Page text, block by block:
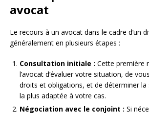
avocat
Le recours à un avocat dans le cadre d’un
généralement en plusieurs étapes :
Consultation initiale : Cette première
l’avocat d’évaluer votre situation, de
droits et obligations, et de déterminer la
la plus adaptée à votre cas.
Négociation avec le conjoint : Si